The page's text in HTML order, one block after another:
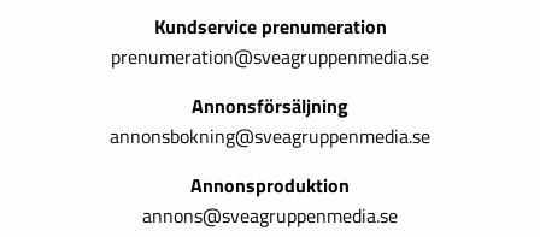
Kundservice prenumeration
prenumeration@sveagruppenmedia.se
Annonsförsäljning
annonsbokning@sveagruppenmedia.se
Annonsproduktion
annons@sveagruppenmedia.se